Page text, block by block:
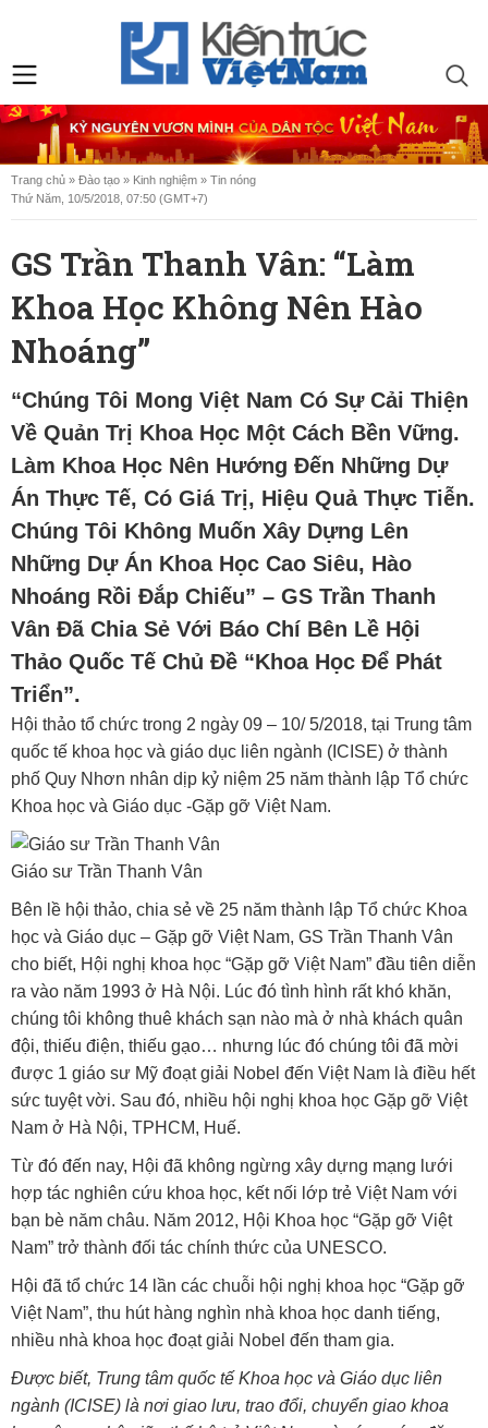
Trang chủ » Đào tạo » Kinh nghiệm » Tin nóng
Thứ Năm, 10/5/2018, 07:50 (GMT+7)
GS Trần Thanh Vân: “Làm
Khoa Học Không Nên Hào
Nhoáng”
“Chúng Tôi Mong Việt Nam Có Sự Cải Thiện
Về Quản Trị Khoa Học Một Cách Bền Vững.
Làm Khoa Học Nên Hướng Đến Những Dự
Án Thực Tế, Có Giá Trị, Hiệu Quả Thực Tiễn.
Chúng Tôi Không Muốn Xây Dựng Lên
Những Dự Án Khoa Học Cao Siêu, Hào
Nhoáng Rồi Đắp Chiếu” – GS Trần Thanh
Vân Đã Chia Sẻ Với Báo Chí Bên Lề Hội
Thảo Quốc Tế Chủ Đề “Khoa Học Để Phát
Triển”.
Hội thảo tổ chức trong 2 ngày 09 – 10/ 5/2018, tại Trung tâm
quốc tế khoa học và giáo dục liên ngành (ICISE) ở thành
phố Quy Nhơn nhân dịp kỷ niệm 25 năm thành lập Tổ chức
Khoa học và Giáo dục -Gặp gỡ Việt Nam.
Giáo sư Trần Thanh Vân
Bên lề hội thảo, chia sẻ về 25 năm thành lập Tổ chức Khoa
học và Giáo dục – Gặp gỡ Việt Nam, GS Trần Thanh Vân
cho biết, Hội nghị khoa học “Gặp gỡ Việt Nam” đầu tiên diễn
ra vào năm 1993 ở Hà Nội. Lúc đó tình hình rất khó khăn,
chúng tôi không thuê khách sạn nào mà ở nhà khách quân
đội, thiếu điện, thiếu gạo… nhưng lúc đó chúng tôi đã mời
được 1 giáo sư Mỹ đoạt giải Nobel đến Việt Nam là điều hết
sức tuyệt vời. Sau đó, nhiều hội nghị khoa học Gặp gỡ Việt
Nam ở Hà Nội, TPHCM, Huế.
Từ đó đến nay, Hội đã không ngừng xây dựng mạng lưới
hợp tác nghiên cứu khoa học, kết nối lớp trẻ Việt Nam với
bạn bè năm châu. Năm 2012, Hội Khoa học “Gặp gỡ Việt
Nam” trở thành đối tác chính thức của UNESCO.
Hội đã tổ chức 14 lần các chuỗi hội nghị khoa học “Gặp gỡ
Việt Nam”, thu hút hàng nghìn nhà khoa học danh tiếng,
nhiều nhà khoa học đoạt giải Nobel đến tham gia.
Được biết, Trung tâm quốc tế Khoa học và Giáo dục liên
ngành (ICISE) là nơi giao lưu, trao đổi, chuyển giao khoa